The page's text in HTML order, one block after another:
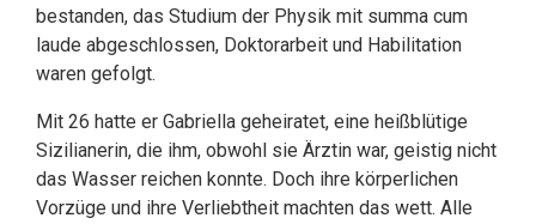
bestanden, das Studium der Physik mit summa cum
laude abgeschlossen, Doktorarbeit und Habilitation
waren gefolgt.
Mit 26 hatte er Gabriella geheiratet, eine heißblütige
Sizilianerin, die ihm, obwohl sie Ärztin war, geistig nicht
das Wasser reichen konnte. Doch ihre körperlichen
Vorzüge und ihre Verliebtheit machten das wett. Alle